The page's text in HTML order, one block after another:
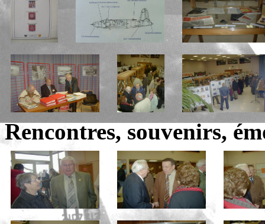
Rencontres, souvenirs,